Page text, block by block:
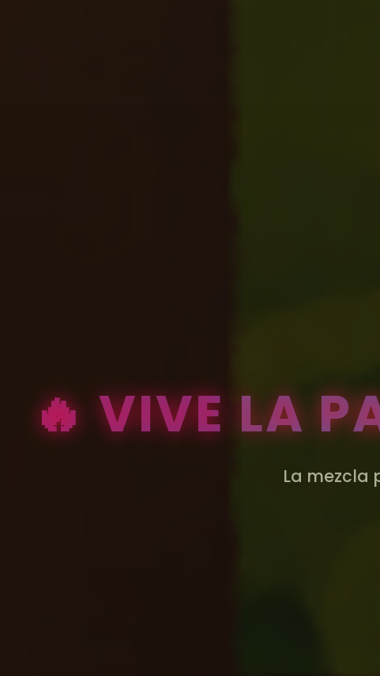
🔥 VIVE LA
La mezcla